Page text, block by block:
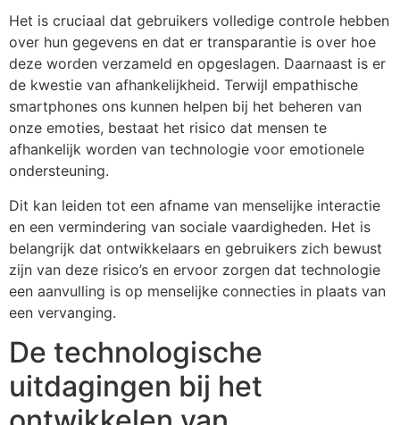
Het is cruciaal dat gebruikers volledige controle hebben
over hun gegevens en dat er transparantie is over hoe
deze worden verzameld en opgeslagen. Daarnaast is er
de kwestie van afhankelijkheid. Terwijl empathische
smartphones ons kunnen helpen bij het beheren van
onze emoties, bestaat het risico dat mensen te
afhankelijk worden van technologie voor emotionele
ondersteuning.
Dit kan leiden tot een afname van menselijke interactie
en een vermindering van sociale vaardigheden. Het is
belangrijk dat ontwikkelaars en gebruikers zich bewust
zijn van deze risico’s en ervoor zorgen dat technologie
een aanvulling is op menselijke connecties in plaats van
een vervanging.
De technologische
uitdagingen bij het